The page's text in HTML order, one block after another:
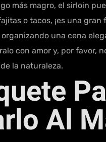
más magro, el sirloin
o tacos, ¡es una
una cena
con amor y, por favor,
la naturaleza.
Al